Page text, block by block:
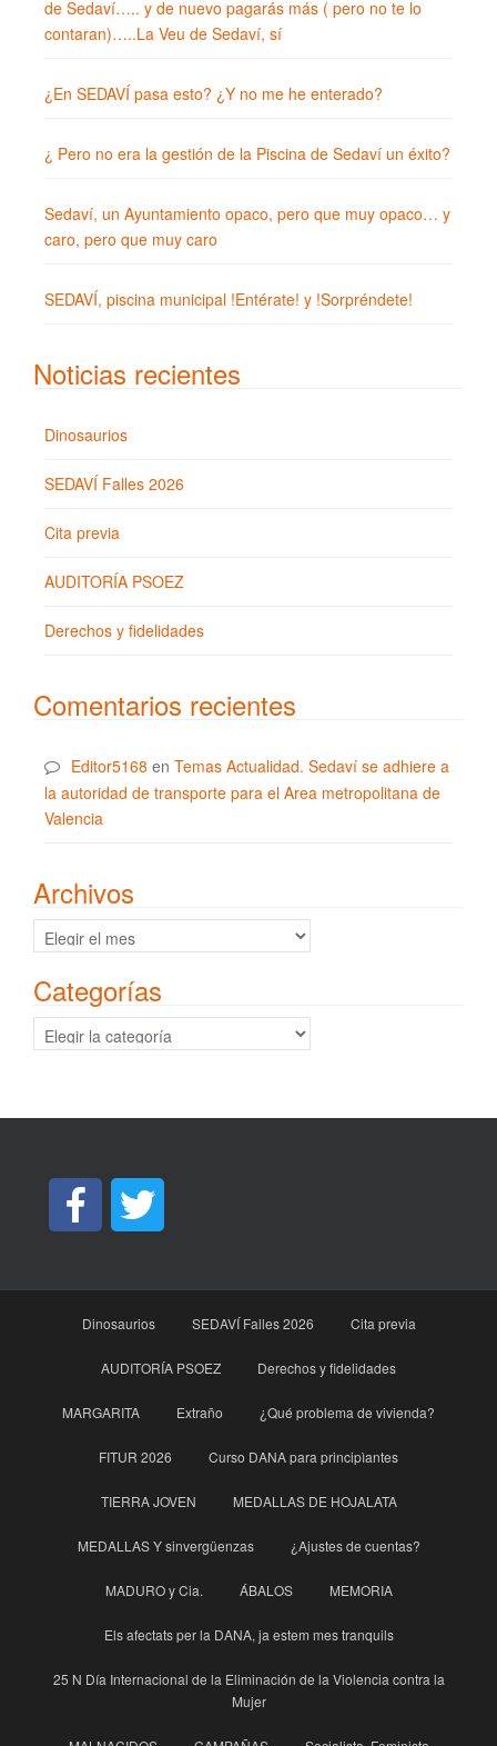
de Sedaví….. y de nuevo pagarás más ( pero no te lo
contaran)…..La Veu de Sedaví, sí
¿En SEDAVÍ pasa esto? ¿Y no me he enterado?
¿ Pero no era la gestión de la Piscina de Sedaví un éxito?
Sedaví, un Ayuntamiento opaco, pero que muy opaco… y
caro, pero que muy caro
SEDAVÍ, piscina municipal !Entérate! y !Sorpréndete!
Noticias recientes
Dinosaurios
SEDAVÍ Falles 2026
Cita previa
AUDITORÍA PSOEZ
Derechos y fidelidades
Comentarios recientes
Editor5168 en Temas Actualidad. Sedaví se adhiere a
la autoridad de transporte para el Area metropolitana de
Valencia
Archivos
Archivos
Categorías
Categorías
Dinosaurios SEDAVÍ Falles 2026 Cita previa
AUDITORÍA PSOEZ Derechos y fidelidades
MARGARITA Extraño ¿Qué problema de vivienda?
FITUR 2026 Curso DANA para principìantes
TIERRA JOVEN MEDALLAS DE HOJALATA
MEDALLAS Y sinvergüenzas ¿Ajustes de cuentas?
MADURO y Cia. ÁBALOS MEMORIA
Els afectats per la DANA, ja estem mes tranquils
25 N Día Internacional de la Eliminación de la Violencia contra la
Mujer